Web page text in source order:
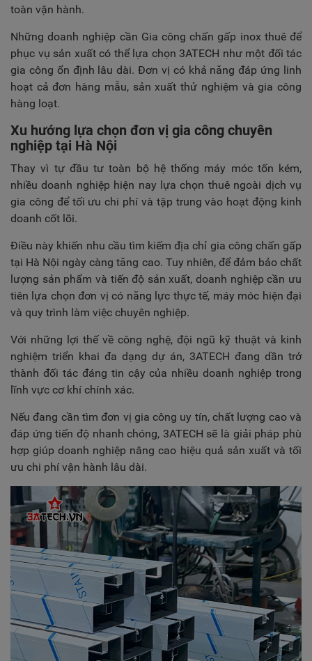
toàn vận hành.
Những doanh nghiệp cần Gia công chấn gấp inox thuê để
phục vụ sản xuất có thể lựa chọn 3ATECH như một đối tác
gia công ổn định lâu dài. Đơn vị có khả năng đáp ứng linh
hoạt cả đơn hàng mẫu, sản xuất thử nghiệm và gia công
hàng loạt.
Xu hướng lựa chọn đơn vị gia công chuyên
nghiệp tại Hà Nội
Thay vì tự đầu tư toàn bộ hệ thống máy móc tốn kém,
nhiều doanh nghiệp hiện nay lựa chọn thuê ngoài dịch vụ
gia công để tối ưu chi phí và tập trung vào hoạt động kinh
doanh cốt lõi.
Điều này khiến nhu cầu tìm kiếm địa chỉ gia công chấn gấp
tại Hà Nội ngày càng tăng cao. Tuy nhiên, để đảm bảo chất
lượng sản phẩm và tiến độ sản xuất, doanh nghiệp cần ưu
tiên lựa chọn đơn vị có năng lực thực tế, máy móc hiện đại
và quy trình làm việc chuyên nghiệp.
Với những lợi thế về công nghệ, đội ngũ kỹ thuật và kinh
nghiệm triển khai đa dạng dự án, 3ATECH đang dần trở
thành đối tác đáng tin cậy của nhiều doanh nghiệp trong
lĩnh vực cơ khí chính xác.
Nếu đang cần tìm đơn vị gia công uy tín, chất lượng cao và
đáp ứng tiến độ nhanh chóng, 3ATECH sẽ là giải pháp phù
hợp giúp doanh nghiệp nâng cao hiệu quả sản xuất và tối
ưu chi phí vận hành lâu dài.